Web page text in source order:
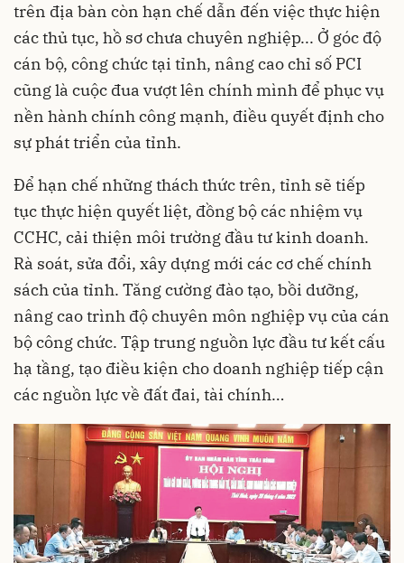
trên địa bàn còn hạn chế dẫn đến việc thực hiện
các thủ tục, hồ sơ chưa chuyên nghiệp... Ở góc độ
cán bộ, công chức tại tỉnh, nâng cao chỉ số PCI
cũng là cuộc đua vượt lên chính mình để phục vụ
nền hành chính công mạnh, điều quyết định cho
sự phát triển của tỉnh.
Để hạn chế những thách thức trên, tỉnh sẽ tiếp
tục thực hiện quyết liệt, đồng bộ các nhiệm vụ
CCHC, cải thiện môi trường đầu tư kinh doanh.
Rà soát, sửa đổi, xây dựng mới các cơ chế chính
sách của tỉnh. Tăng cường đào tạo, bồi dưỡng,
nâng cao trình độ chuyên môn nghiệp vụ của cán
bộ công chức. Tập trung nguồn lực đầu tư kết cấu
hạ tầng, tạo điều kiện cho doanh nghiệp tiếp cận
các nguồn lực về đất đai, tài chính…